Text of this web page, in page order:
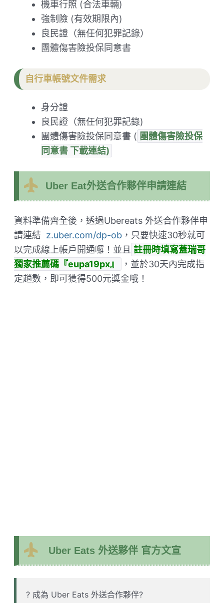
機車行照 (合法車輛)
強制險 (有效期限內)
良民證（無任何犯罪記錄）
團體傷害險投保同意書
自行車帳號文件需求
身分證
良民證（無任何犯罪記錄)
團體傷害險投保同意書 ( 團體傷害險投保
同意書 下載連結)
Uber Eat外送合作夥伴申請連結
資料準備齊全後，透過Ubereats 外送合作夥伴申
請連結 z.uber.com/dp-ob，只要快速30秒就可
以完成線上帳戶開通囉！並且 註冊時填寫蓋瑞哥
獨家推薦碼『eupa19px』
，並於30天內完成指
定趟數，即可獲得500元獎金哦！
Uber Eats 外送夥伴 官方文宣
? 成為 Uber Eats 外送合作夥伴?